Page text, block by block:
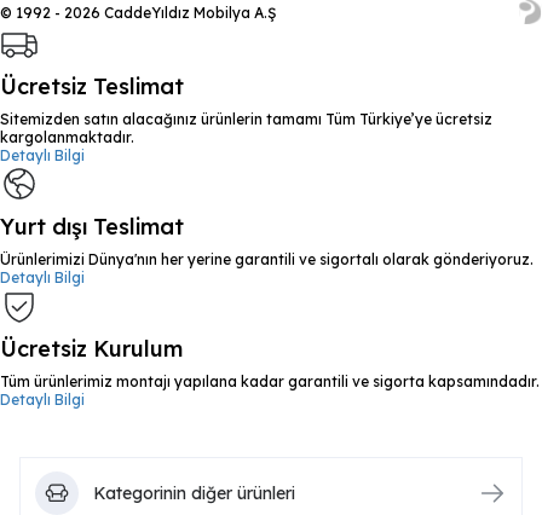
© 1992 - 2026 CaddeYıldız Mobilya A.Ş
Ücretsiz Teslimat
Sitemizden satın alacağınız ürünlerin tamamı Tüm Türkiye’ye ücretsiz
kargolanmaktadır.
Detaylı Bilgi
Yurt dışı Teslimat
Ürünlerimizi Dünya'nın her yerine garantili ve sigortalı olarak gönderiyoruz.
Detaylı Bilgi
Ücretsiz Kurulum
Tüm ürünlerimiz montajı yapılana kadar garantili ve sigorta kapsamındadır.
Detaylı Bilgi
Kategorinin diğer ürünleri